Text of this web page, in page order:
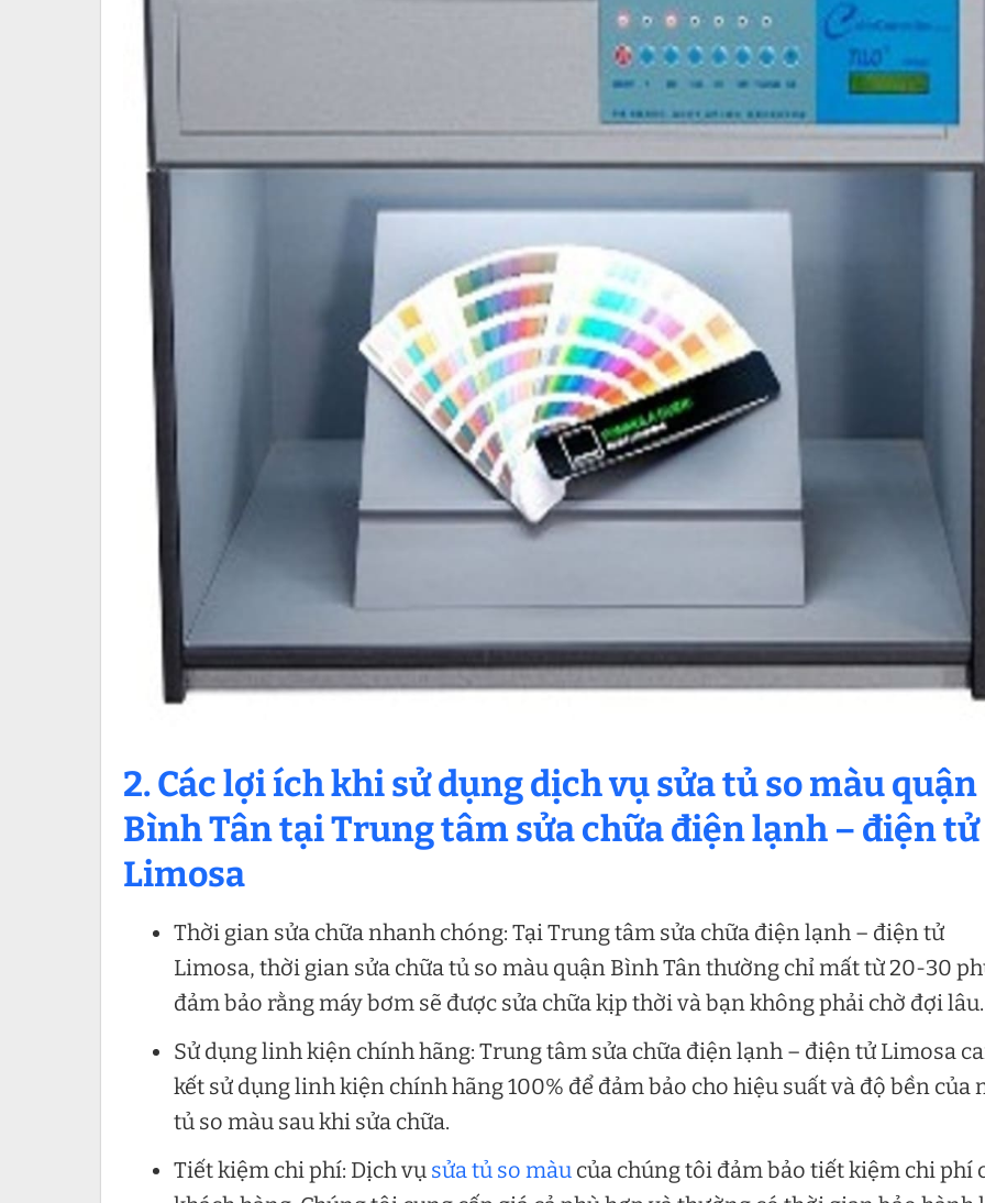
2. Các lợi ích khi sử dụng dịch vụ sửa tủ so màu quận
Bình Tân tại Trung tâm sửa chữa điện lạnh – điện tử
Limosa
Thời gian sửa chữa nhanh chóng: Tại Trung tâm sửa chữa điện lạnh – điện tử
Limosa, thời gian sửa chữa tủ so màu quận Bình Tân thường chỉ mất từ 20-30
đảm bảo rằng máy bơm sẽ được sửa chữa kịp thời và bạn không phải chờ đợi lâu.
Sử dụng linh kiện chính hãng: Trung tâm sửa chữa điện lạnh – điện tử Limosa
kết sử dụng linh kiện chính hãng 100% để đảm bảo cho hiệu suất và độ bền của
tủ so màu sau khi sửa chữa.
Tiết kiệm chi phí: Dịch vụ sửa tủ so màu của chúng tôi đảm bảo tiết kiệm chi phí